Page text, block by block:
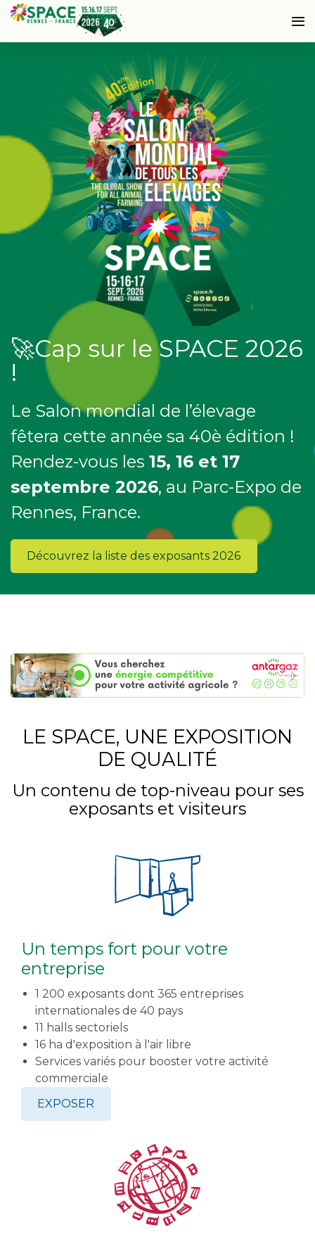
🚀Cap sur le SPACE 2026
!
Le Salon mondial de l’élevage
fêtera cette année sa 40è édition !
Rendez-vous les 15, 16 et 17
septembre 2026, au Parc-Expo de
Rennes, France.
Découvrez la liste des exposants 2026
LE SPACE, UNE EXPOSITION
DE QUALITÉ
Un contenu de top-niveau pour ses
exposants et visiteurs
Un temps fort pour votre
entreprise
1 200 exposants dont 365 entreprises
internationales de 40 pays
11 halls sectoriels
16 ha d'exposition à l'air libre
Services variés pour booster votre activité
commerciale
EXPOSER